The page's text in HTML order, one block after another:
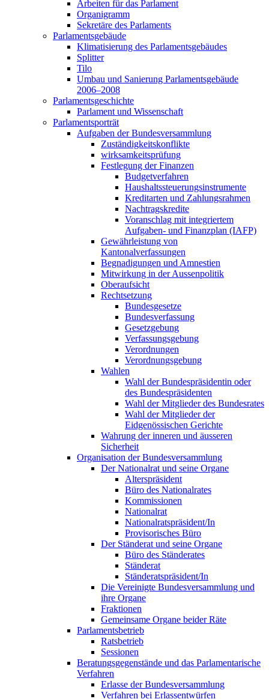
Arbeiten für das Parlament
Organigramm
Sekretäre des Parlaments
Parlamentsgebäude
Klimatisierung des Parlamentsgebäudes
Splitter
Tilo
Umbau und Sanierung Parlamentsgebäude
2006–2008
Parlamentsgeschichte
Parlament und Wissenschaft
Parlamentsporträt
Aufgaben der Bundesversammlung
Zuständigkeitskonflikte
wirksamkeitsprüfung
Festlegung der Finanzen
Budgetverfahren
Haushaltssteuerungsinstrumente
Kreditarten und Zahlungsrahmen
Nachtragskredite
Voranschlag mit integriertem
Aufgaben- und Finanzplan (IAFP)
Gewährleistung von
Kantonalverfassungen
Begnadigungen und Amnestien
Mitwirkung in der Aussenpolitik
Oberaufsicht
Rechtsetzung
Bundesgesetze
Bundesverfassung
Gesetzgebung
Verfassungsgebung
Verordnungen
Verordnungsgebung
Wahlen
Wahl der Bundespräsidentin oder
des Bundespräsidenten
Wahl der Mitglieder des Bundesrates
Wahl der Mitglieder der
Eidgenössischen Gerichte
Wahrung der inneren und äusseren
Sicherheit
Organisation der Bundesversammlung
Der Nationalrat und seine Organe
Alterspräsident
Büro des Nationalrates
Kommissionen
Nationalrat
Nationalratspräsident/In
Provisorisches Büro
Der Ständerat und seine Organe
Büro des Ständerates
Ständerat
Ständeratspräsident/In
Die Vereinigte Bundesversammlung und
ihre Organe
Fraktionen
Gemeinsame Organe beider Räte
Parlamentsbetrieb
Ratsbetrieb
Sessionen
Beratungsgegenstände und das Parlamentarische
Verfahren
Erlasse der Bundesversammlung
Verfahren bei Erlassentwürfen